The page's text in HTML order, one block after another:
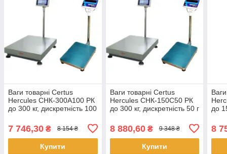
Ваги товарні Certus
Hercules СНК-300А100 РК
до 300 кг, дискретність 100
7 746,30 ₴ 8 154 ₴
Купити
Ваги товарні Certus
Hercules СНК-150С50 РК
до 300 кг, дискретність 50 г
8 880,60₴ 9 348 ₴
Купити
до
8